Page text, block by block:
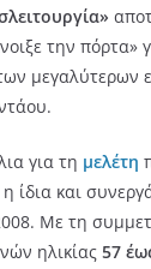
την πόρτα»
μεγαλύτερων
για τη μελέτη
ίδια και
Με τη
ηλικίας 57